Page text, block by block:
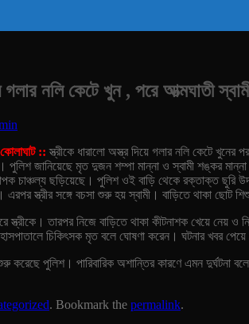
গলার নলি কেটে খুন , পরে আত্মঘাতী
:: স্ত্রীকে ধারালো অস্ত্র দিয়ে গলার নলি কেটে খুনের
জানিয়েছে মৃত দুজন শম্পা মান্না ও স্বামী শঙ্কর
চাঞ্চল্য ছড়িয়েছে। পুলিশ ওই বাড়ি থেকে রক্তাক্ত ছুরি
স্ত্রীর সঙ্গে বচসা শুরু হয় স্বামী। বাড়িতে থাকা ছোট
স্ত্রীকে। তারপর নিজে বাড়িতে থাকা কীটনাশক খেয়ে নেয়
চিকিৎসক মৃত বলে ঘোষণা করেন। ঘটনার খবর পেয়ে
করেছে পুলিশ। পারিবারিক অশান্তির কারণে এমন দুর্ঘটনা
. Bookmark the permalink.